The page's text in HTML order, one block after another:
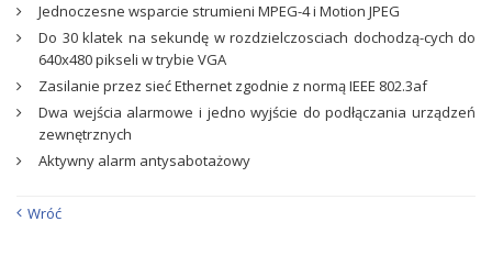
Jednoczesne wsparcie strumieni MPEG-4 i Motion JPEG
Do 30 klatek na sekundę w rozdzielczosciach dochodzą-cych do
640x480 pikseli w trybie VGA
Zasilanie przez sieć Ethernet zgodnie z normą IEEE 802.3af
Dwa wejścia alarmowe i jedno wyjście do podłączania urządzeń
zewnętrznych
Aktywny alarm antysabotażowy
Wróć